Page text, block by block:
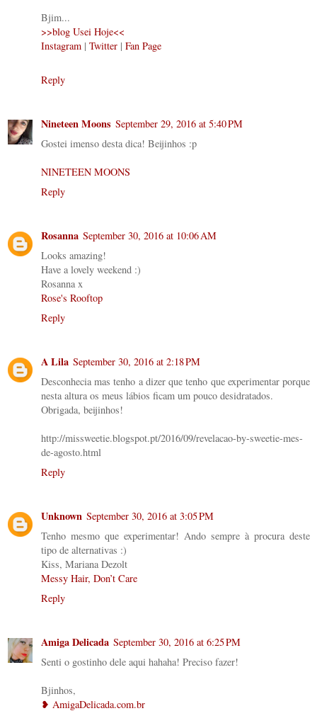
Bjim...
>>blog Usei Hoje<<
Instagram | Twitter | Fan Page
Reply
Nineteen Moons September 29, 2016 at 5:40 PM
Gostei imenso desta dica! Beijinhos :p
NINETEEN MOONS
Reply
Rosanna September 30, 2016 at 10:06 AM
Looks amazing!
Have a lovely weekend :)
Rosanna x
Rose's Rooftop
Reply
A Lila September 30, 2016 at 2:18 PM
Desconhecia mas tenho a dizer que tenho que experimentar porque
nesta altura os meus lábios ficam um pouco desidratados.
Obrigada, beijinhos!
http://missweetie.blogspot.pt/2016/09/revelacao-by-sweetie-mes-
de-agosto.html
Reply
Unknown September 30, 2016 at 3:05 PM
Tenho mesmo que experimentar! Ando sempre à procura deste
tipo de alternativas :)
Kiss, Mariana Dezolt
Messy Hair, Don’t Care
Reply
Amiga Delicada September 30, 2016 at 6:25 PM
Senti o gostinho dele aqui hahaha! Preciso fazer!
Bjinhos,
❥ AmigaDelicada.com.br